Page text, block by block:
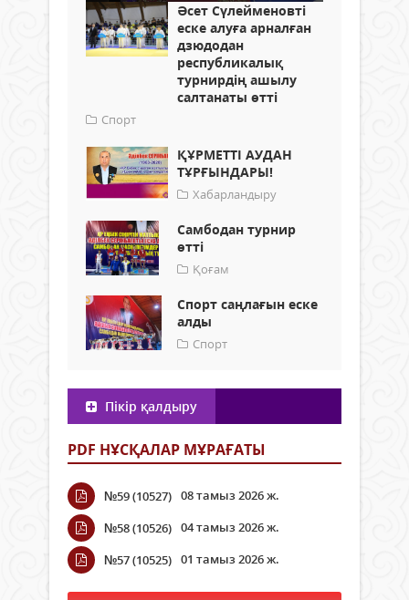
Әсет Сүлейменовті
еске алуға арналған
дзюдодан
республикалық
турнирдің ашылу
салтанаты өтті
Спорт
ҚҰРМЕТТІ АУДАН
ТҰРҒЫНДАРЫ!
Хабарландыру
Самбодан турнир
өтті
Қоғам
Спорт саңлағын еске
алды
Спорт
Пікір қалдыру
PDF НҰСҚАЛАР МҰРАҒАТЫ
№59 (10527) 08 тамыз 2026 ж.
№58 (10526) 04 тамыз 2026 ж.
№57 (10525) 01 тамыз 2026 ж.